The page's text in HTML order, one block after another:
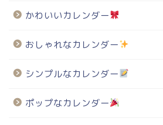
かわいいカレンダー
おしゃれなカレンダー
シンプルなカレンダー
ポップなカレンダー